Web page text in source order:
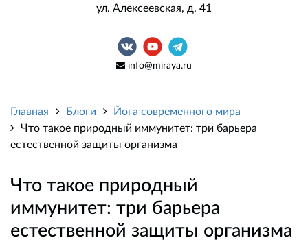
ул. Алексеевская, д. 41
info@miraya.ru
Главная Блоги
Йога современного мира
Что такое природный иммунитет: три барьера
естественной защиты организма
Что такое природный
иммунитет: три барьера
естественной защиты организма